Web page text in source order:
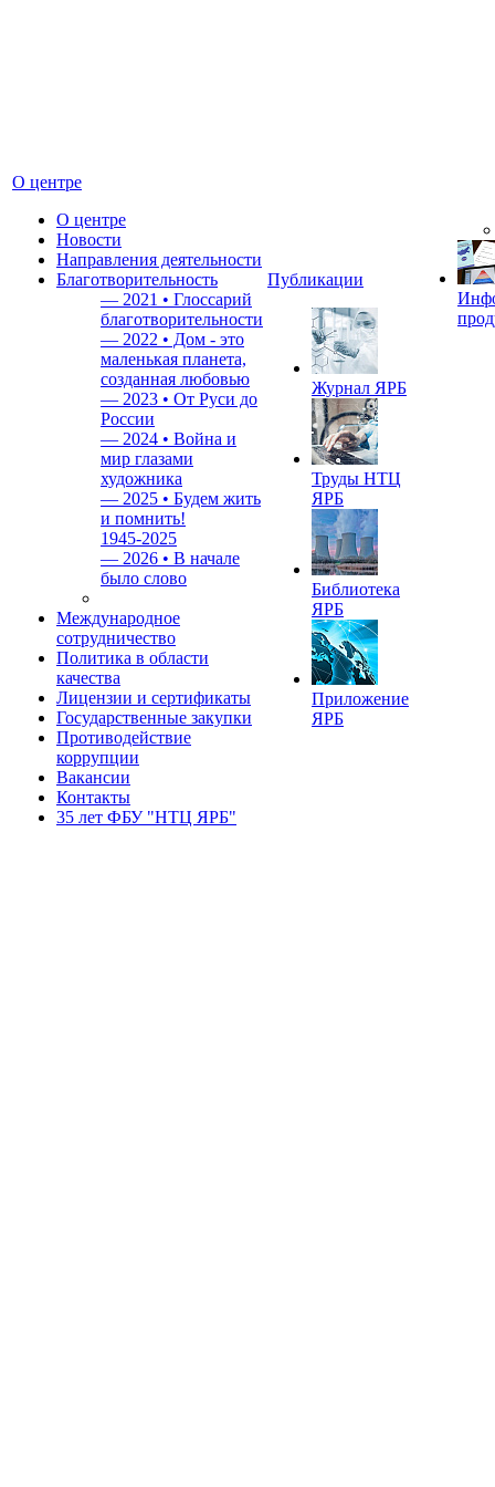
О центре
О центре
Новости
Направления деятельности
Благотворительность
— 2021 • Глоссарий
благотворительности
— 2022 • Дом - это
маленькая планета,
созданная любовью
— 2023 • От Руси до
России
— 2024 • Война и
мир глазами
художника
— 2025 • Будем жить
и помнить!
1945-2025
— 2026 • В начале
было слово
Международное
сотрудничество
Политика в области
качества
Лицензии и сертификаты
Государственные закупки
Противодействие
коррупции
Вакансии
Контакты
35 лет ФБУ "НТЦ ЯРБ"
Публикации
Журнал ЯРБ
Труды НТЦ
ЯРБ
Библиотека
ЯРБ
Приложение
ЯРБ